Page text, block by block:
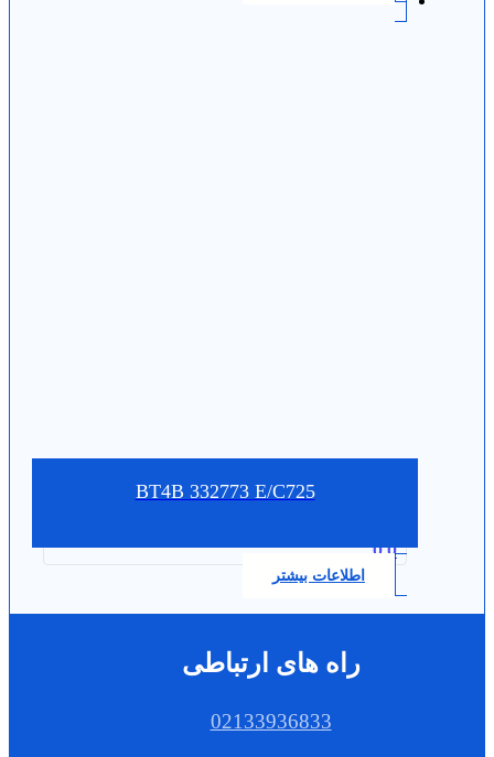
BT4B 332773 E/C725
0.0
اطلاعات بیشتر
راه های ارتباطی
02133936833